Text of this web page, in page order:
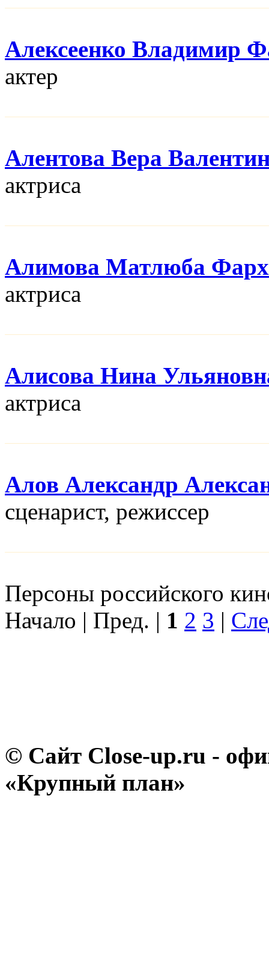
Алексеенко Владимир
актер
Алентова Вера
актриса
Алимова Матлюба
актриса
Алисова Нина
актриса
Алов Александр
сценарист, режисcер
Персоны российского
Начало | Пред. | 1 2 3 |
© Сайт Close-up.ru -
«Крупный план»